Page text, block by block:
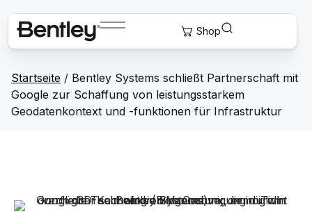
Startseite / Bentley Systems schließt Partnerschaft mit
Google zur Schaffung von leistungsstarkem
Geodatenkontext und -funktionen für Infrastruktur